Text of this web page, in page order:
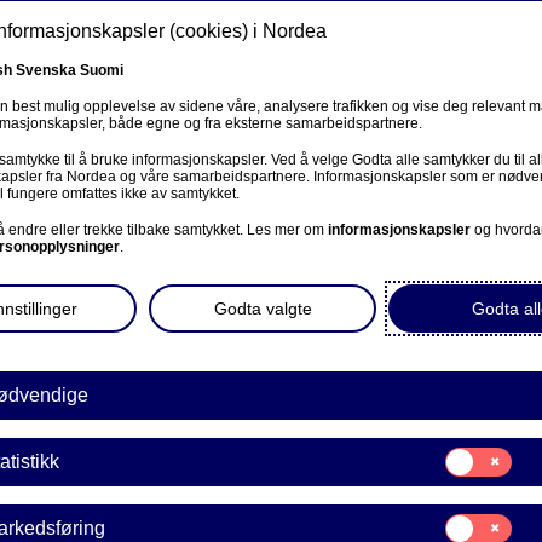
Om oss Investorer Nyheter & innsikt
Ansvarlige investeringer
vi innflytelsen vår
aksjonær til å jobbe for
(cookies) i Nordea
Svenska Suomi
best mulig opplevelse av sidene våre, analysere trafikken og vise deg relevant
både egne og fra eksterne samarbeidspartnere.
til å bruke informasjonskapsler. Ved å velge Godta alle samtykker du til
fra Nordea og våre samarbeidspartnere. Informasjonskapsler som er
fungere omfattes ikke av samtykket.
endre eller trekke tilbake samtykket. Les mer om informasjonskapsler og
.
Godta
Godta valgte
Samtykke
til:
Statistikk
Samtykke